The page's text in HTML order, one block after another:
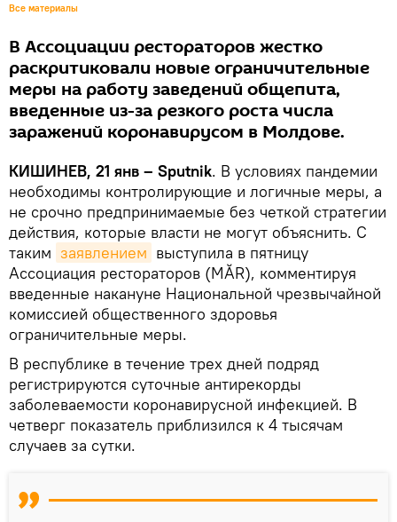
Все материалы
В Ассоциации рестораторов жестко
раскритиковали новые ограничительные
меры на работу заведений общепита,
введенные из-за резкого роста числа
заражений коронавирусом в Молдове.
КИШИНЕВ, 21 янв – Sputnik. В условиях пандемии
необходимы контролирующие и логичные меры, а
не срочно предпринимаемые без четкой стратегии
действия, которые власти не могут объяснить. С
таким заявлением выступила в пятницу
Ассоциация рестораторов (MĂR), комментируя
введенные накануне Национальной чрезвычайной
комиссией общественного здоровья
ограничительные меры.
В республике в течение трех дней подряд
регистрируются суточные антирекорды
заболеваемости коронавирусной инфекцией. В
четверг показатель приблизился к 4 тысячам
случаев за сутки.